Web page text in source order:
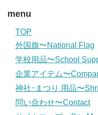
menu
TOP
外国旗〜National Flag
学校用品〜School
企業アイテム〜
神社･まつり 用品〜
問い合わせ〜Contact